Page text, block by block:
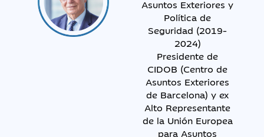
Asuntos Exteriores y
Política de
Seguridad (2019-
2024)
Presidente de
CIDOB (Centro de
Asuntos Exteriores
de Barcelona) y ex
Alto Representante
de la Unión Europea
para Asuntos